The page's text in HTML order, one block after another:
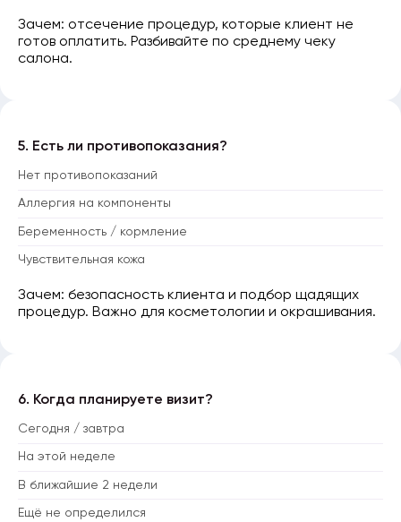
Зачем: отсечение процедур, которые клиент не
готов оплатить. Разбивайте по среднему чеку
салона.
5. Есть ли противопоказания?
Нет противопоказаний
Аллергия на компоненты
Беременность / кормление
Чувствительная кожа
Зачем: безопасность клиента и подбор щадящих
процедур. Важно для косметологии и окрашивания.
6. Когда планируете визит?
Сегодня / завтра
На этой неделе
В ближайшие 2 недели
Ещё не определился